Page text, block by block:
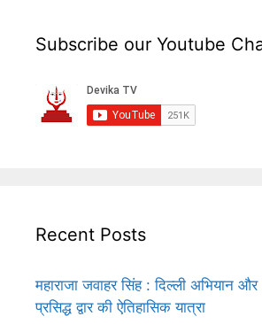
Subscribe our Youtube
Recent Posts
महाराजा जवाहर सिंह : दिल्ली अभियान
प्रसिद्ध द्वार की ऐतिहासिक यात्रा